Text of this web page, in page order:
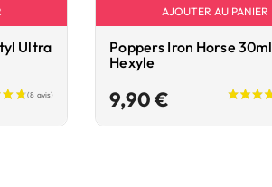
Ultra
AJOUTER AU PANIER
Poppers Iron Horse 30ml
Hexyle
9,90 €